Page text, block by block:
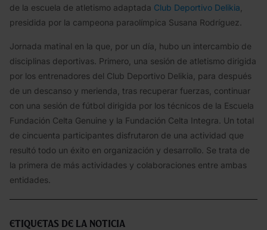
de la escuela de atletismo adaptada Club Deportivo Delikia
presidida por la campeona paraolímpica Susana Rodríguez.
Jornada matinal en la que, por un día, hubo un intercambio de
disciplinas deportivas. Primero, una sesión de atletismo dirigida
por los entrenadores del Club Deportivo Delikia, para después
de un descanso y merienda, tras recuperar fuerzas, continuar
con una sesión de fútbol dirigida por los técnicos de la Escuela
Fundación Celta Genuine y la Fundación Celta Integra. Un total
de cincuenta participantes disfrutaron de una actividad que
resultó todo un éxito en organización y desarrollo. Se trata de
la primera de más actividades y colaboraciones entre ambas
entidades.
Etiquetas de la noticia